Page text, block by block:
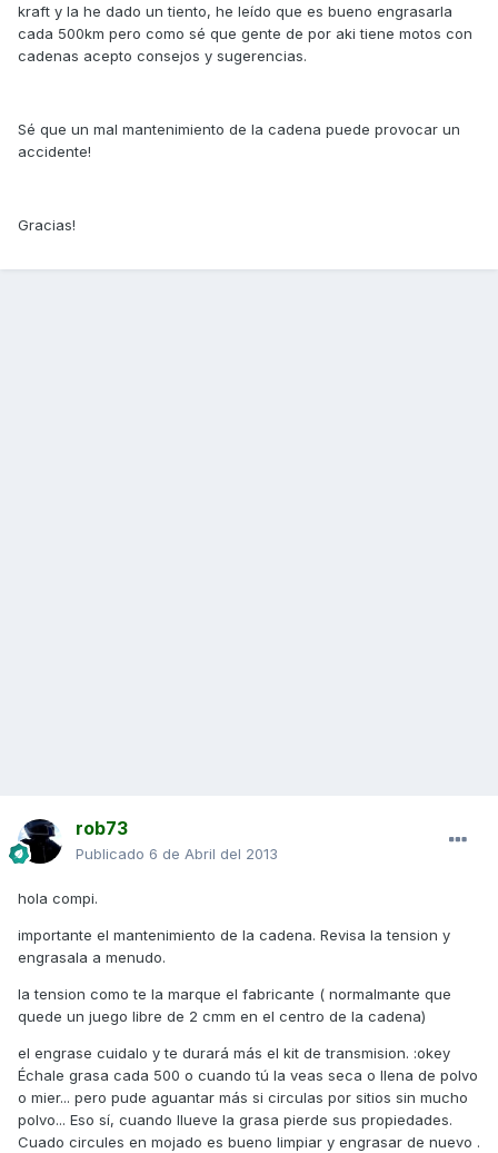
kraft y la he dado un tiento, he leído que es bueno engrasarla
cada 500km pero como sé que gente de por aki tiene motos con
cadenas acepto consejos y sugerencias.
Sé que un mal mantenimiento de la cadena puede provocar un
accidente!
Gracias!
rob73
Publicado 6 de Abril del 2013
hola compi.
importante el mantenimiento de la cadena. Revisa la tension y
engrasala a menudo.
la tension como te la marque el fabricante ( normalmante que
quede un juego libre de 2 cmm en el centro de la cadena)
el engrase cuidalo y te durará más el kit de transmision. :okey
Échale grasa cada 500 o cuando tú la veas seca o llena de polvo
o mier... pero pude aguantar más si circulas por sitios sin mucho
polvo... Eso sí, cuando llueve la grasa pierde sus propiedades.
Cuado circules en mojado es bueno limpiar y engrasar de nuevo .